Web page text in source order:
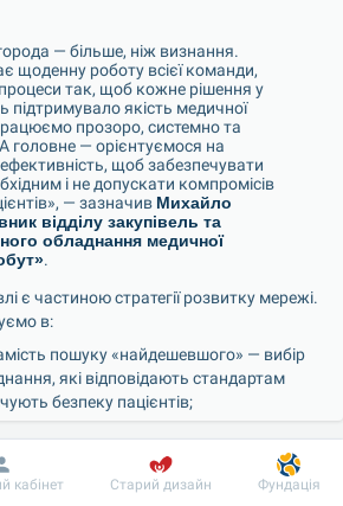
— більше, ніж визнання.
щоденну роботу всієї команди,
так, щоб кожне рішення у
підтримувало якість медичної
прозоро, системно та
головне — орієнтуємося на
щоб забезпечувати
і не допускати компромісів
— зазначив Михайло
відділу закупівель та
обладнання медичної
.
є частиною стратегії розвитку мережі.
в:
пошуку «найдешевшого» — вибір
які відповідають стандартам
безпеку пацієнтів;
та відповідальності;
які дозволяють отримувати
Пацієнту
кабінет Старий дизайн Фундація